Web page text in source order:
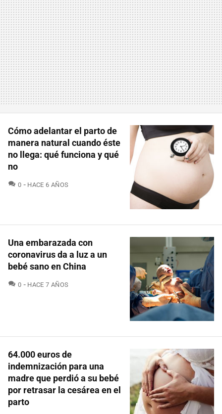
Cómo adelantar el parto de
manera natural cuando éste
no llega: qué funciona y qué
no
0 COMENTARIOS
HACE 6 AÑOS
Una embarazada con
coronavirus da a luz a un
bebé sano en China
0 COMENTARIOS
HACE 7 AÑOS
64.000 euros de
indemnización para una
madre que perdió a su bebé
por retrasar la cesárea en el
parto